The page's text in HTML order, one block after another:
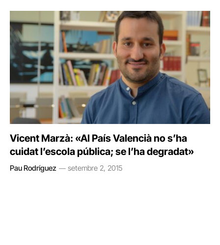
Vicent Marzà: «Al País Valencià no s’ha
cuidat l’escola pública; se l’ha degradat»
Pau Rodríguez setembre 2, 2015